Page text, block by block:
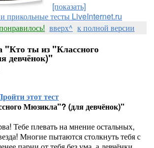
[показать]
прикольные тесты LiveInternet.ru
вверх^ к полной версии
"Кто ты из "Классного
девчёнок)"
этот тест
Мюзикла"? (для девчёнок)"
Тебе плевать на мнение остальных,
Многие пытаются столкнуть тебя с